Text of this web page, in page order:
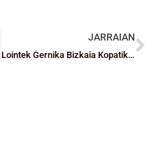
JARRAIAN
Lointek Gernika Bizkaia Kopatik at geratu da luzapenean. Kolpe mingarria